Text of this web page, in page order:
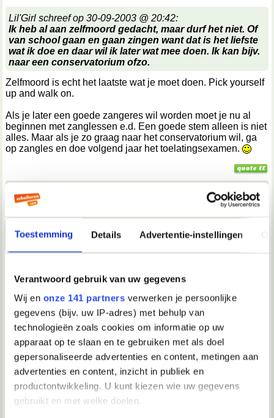
Toestemming Details Advertentie-instellingen
Verantwoord gebruik van uw gegevens
Wij en onze 141 partners verwerken je persoonlijke
gegevens (bijv. uw IP-adres) met behulp van
technologieën zoals cookies om informatie op uw
apparaat op te slaan en te gebruiken met als doel
gepersonaliseerde advertenties en content, metingen aan
advertenties en content, inzicht in publiek en
productontwikkeling. U kunt kiezen wie uw gegevens
gebruikt en met welke doelen.
Lil'Girl schreef op 30-09-2003 @ 20:42:
Ik heb al aan zelfmoord gedacht, maar durf het niet. Of
van school gaan en gaan zingen want dat is het liefste
wat ik doe en daar wil ik later wat mee doen. Ik kan bijv.
naar een conservatorium ofzo.
Zelfmoord is echt het laatste wat je moet doen. Pick yourself
up and walk on.
Als je later een goede zangeres wil worden moet je nu al
beginnen met zanglessen e.d. Een goede stem alleen is niet
alles. Maar als je zo graag naar het conservatorium wil, ga
op zangles en doe volgend jaar het toelatingsexamen.
Verwijderd
dan? alleen een arts kan vaststellen of jij een diepe
depressie zou hebben. En dit is gewoon een schooldipje dat
overdreven hierin. Want het komt gerust allemaal wel weer
goed. Je moet alleen je draai even vinden.
01-10-2003, 06:40
Verwijderd
Lil'Girl schreef op 30-09-2003 @ 20:42:
Ik heb al aan zelfmoord gedacht, maar durf het niet. Of
van school gaan en gaan zingen want dat is het liefste